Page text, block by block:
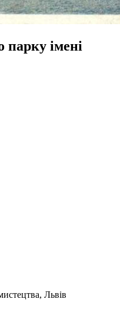
парку імені
Львів